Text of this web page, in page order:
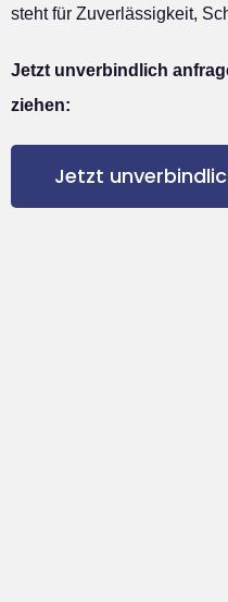
steht für Zuverlässigkeit,
Jetzt unverbindlich
ziehen:
Jetzt